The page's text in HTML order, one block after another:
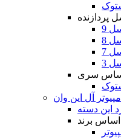
پردازنده
9
8
7
3
سری
آل این وان
این دسته
اساس برند